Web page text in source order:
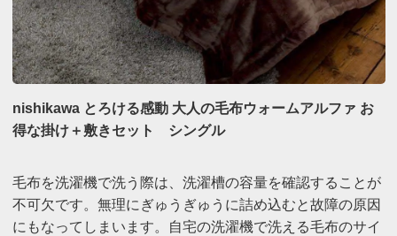
nishikawa とろける感動 大人の毛布ウォームアルファ お
得な掛け＋敷きセット シングル
毛布を洗濯機で洗う際は、洗濯槽の容量を確認することが
不可欠です。無理にぎゅうぎゅうに詰め込むと故障の原因
にもなってしまいます。自宅の洗濯機で洗える毛布のサイ